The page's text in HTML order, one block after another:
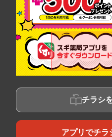
チラシ
アプリでチラ